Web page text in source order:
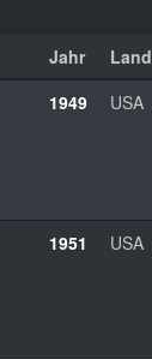
Jahr Land
1949 USA
1951 USA